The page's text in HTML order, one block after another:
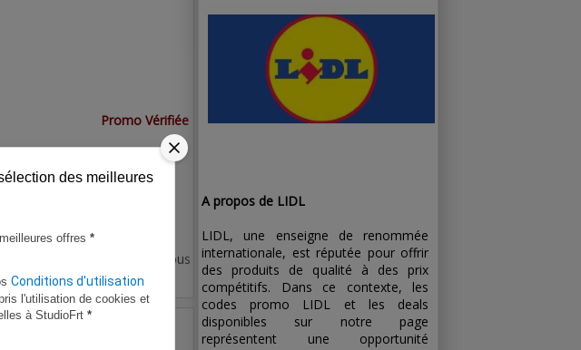
Promo Vérifiée
en ligne le soir
d’achats, du 5 au 7 août, tous
A propos de LIDL
LIDL, une enseigne de renommée
internationale, est réputée pour offrir
des produits de qualité à des prix
compétitifs. Dans ce contexte, les
codes promo LIDL et les deals
disponibles sur notre page
représentent une opportunité
des meilleures
offres *
Conditions d'utilisation
l'utilisation de cookies et
à StudioFrt *